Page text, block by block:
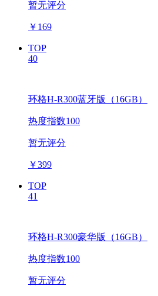
暂无评分
￥ 169
TOP
40
环格H-R300蓝牙版（16GB）
热度指数100
暂无评分
￥399
TOP
41
环格H-R300豪华版（16GB）
热度指数100
暂无评分